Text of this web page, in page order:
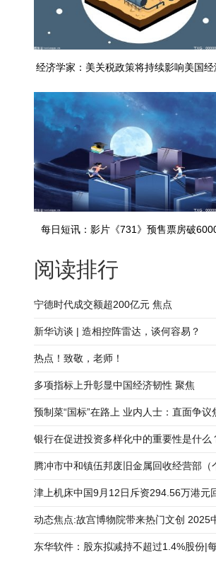
经济学家：美关税政策将持续影响美国经
每日播报
每日短讯：影片《731》预售票房破
阅读排行
宁德时代成交额超200亿元 焦点
新华访谈 | 造相控阵雷达，谈何容易？
热点！致敬，老师！
多项指标上升彰显中国经济韧性 聚焦
预制菜“国标”在路上 业内人士：直面争议
产业升级 每日视讯
银行在促进投资多样化中的重要性是什么
腾冲市中和镇伍邦废旧金属回收经营部（
户）成立 注册资本10万人民币
津上机床中国9月12日斥资294.56万港元
股 热门看点
动态焦点:故宫博物院带来热门文创 2025
览会在汉开幕
东华软件：股东拟减持不超过1.4%股份|